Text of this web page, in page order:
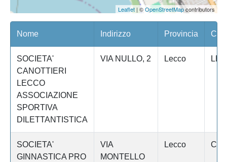
Leaflet| ©OpenStreetMapcontributors
Nome Indirizzo Provincia
SOCIETA'
CANOTTIERI
LECCO
ASSOCIAZIONE
SPORTIVA
DILETTANTISTICA
VIA NULLO, 2 Lecco
SOCIETA'
GINNASTICA PRO
VIA
MONTELLO
Lecco